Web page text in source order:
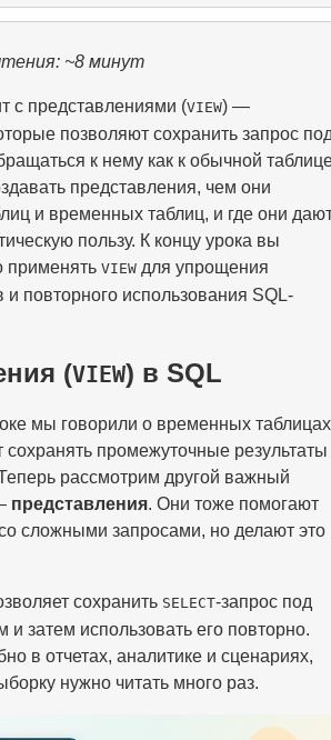
наборами данных
оптимизации запросов
B-tree индекс
SQL-индексы
анализа данных
вариант перелета
среднюю заполняемость рейсов
в самолете
~8 минут
с представлениями (VIEW) —
позволяют сохранить запрос
к нему как к обычной
представления, чем они
и временных таблиц, и где они
пользу. К концу урока вы
применять VIEW для упрощения
повторного использования SQL-
(VIEW) в SQL
мы говорили о временных
промежуточные результаты
рассмотрим другой важный
представления. Они тоже помогают
сложными запросами, но делают это
сохранить SELECT-запрос под
затем использовать его повторно.
в отчетах, аналитике и сценариях,
нужно читать много раз.